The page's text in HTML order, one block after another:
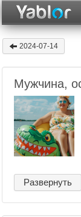
2024-07-14
Мужчина,
Развернуть